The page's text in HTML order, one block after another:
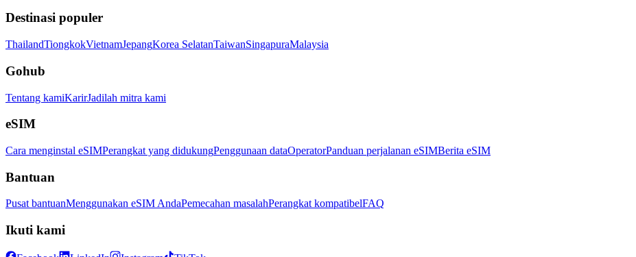
Destinasi populer
ThailandTiongkokVietnamJepangKorea SelatanTaiwanSingapuraMalaysia
Gohub
Tentang kamiKarirJadilah mitra kami
eSIM
Cara menginstal eSIMPerangkat yang didukungPenggunaan dataOperatorPanduan perjalanan eSIMBerita eSIM
Bantuan
Pusat bantuanMenggunakan eSIM AndaPemecahan masalahPerangkat kompatibelFAQ
Ikuti kami